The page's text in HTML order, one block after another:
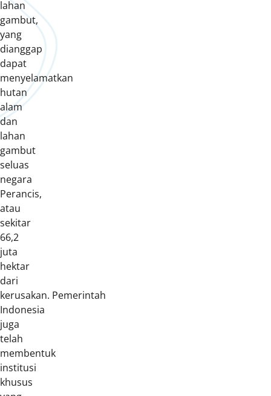
lahan
gambut,
yang
dianggap
dapat
menyelamatkan
hutan
alam
dan
lahan
gambut
seluas
negara
Perancis,
atau
sekitar
66,2
juta
hektar
dari
kerusakan. Pemerintah
Indonesia
juga
telah
membentuk
institusi
khusus